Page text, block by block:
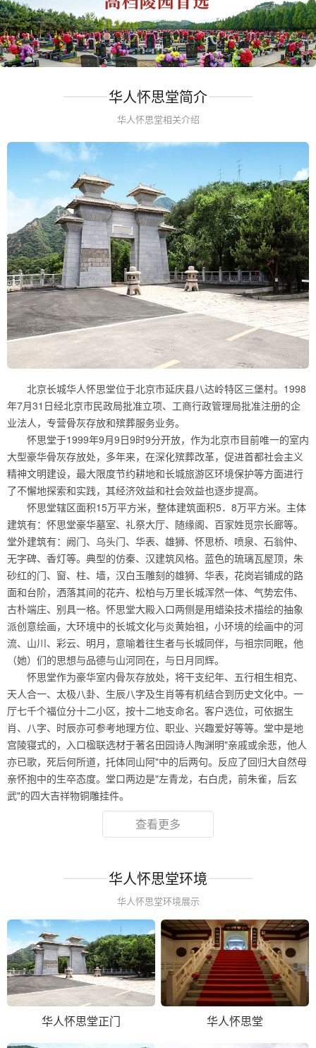
华人怀思堂简介
华人怀思堂相关介绍
北京长城华人怀思堂位于北京市延庆县八达岭特区三堡村。1998
年7月31日经北京市民政局批准立项、工商行政管理局批准注册的企
业法人，专营骨灰存放和殡葬服务业务。
怀思堂于1999年9月9日9时9分开放，作为北京市目前唯一的室内
大型豪华骨灰存放处，多年来，在深化殡葬改革，促进首都社会主义
精神文明建设，最大限度节约耕地和长城旅游区环境保护等方面进行
了不懈地探索和实践，其经济效益和社会效益也逐步提高。
怀思堂辖区面积15万平方米，整体建筑面积5．8万平方米。主体
建筑有：怀思堂豪华墓室、礼祭大厅、随缘阁、百家姓觅宗长廊等。
堂外建筑有：阙门、乌头门、华表、雄狮、怀思桥、喷泉、石翁仲、
无字碑、香灯等。典型的仿秦、汉建筑风格。蓝色的琉璃瓦屋顶，朱
砂红的门、窗、柱、墙，汉白玉雕刻的雄狮、华表，花岗岩铺成的路
面和台阶，洒落其间的花卉、松柏与万里长城浑然一体、气势宏伟、
古朴端庄、别具一格。怀思堂大殿入口两侧是用蜡染技术描绘的抽象
派创意绘画，大环境中的长城文化与炎黄始祖，小环境的绘画中的河
流、山川、彩云、明月，意喻着往生者与长城同伴，与祖宗同眠，他
（她）们的思想与品德与山河同在，与日月同辉。
怀思堂作为豪华室内骨灰存放处，将干支纪年、五行相生相克、
天人合一、太极八卦、生辰八字及生肖等有机结合到历史文化中。一
厅七千个福位分十二小区，按十二地支命名。客户选位，可依据生
肖、八字、时辰亦可参考地理方位、职业、兴趣爱好等等。堂中是地
宫陵寝式的，入口楹联选材于著名田园诗人陶渊明"亲戚或余悲，他人
亦已歌，死后何所道，托体同山阿"中的后两句。反应了回归大自然母
亲怀抱中的生卒态度。堂口两边是"左青龙，右白虎，前朱雀，后玄
武"的四大吉祥物铜雕挂件。
查看更多
华人怀思堂环境
华人怀思堂环境展示
华人怀思堂正门 华人怀思堂